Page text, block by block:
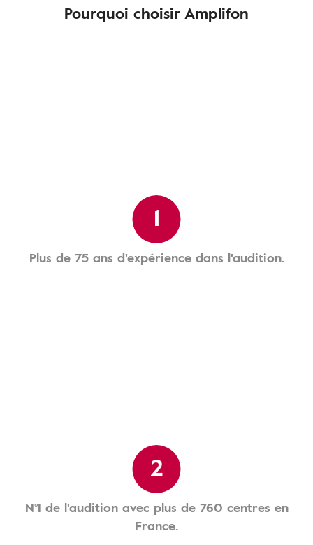
Pourquoi choisir Amplifon
1
Plus de 75 ans d'expérience dans l'audition.
2
N°1 de l'audition avec plus de 760 centres en
France.